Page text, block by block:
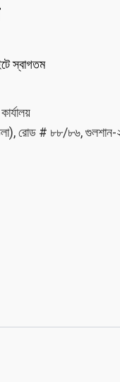
স্বাগতম
রোড # ৮৮/৮৬, গুলশান-